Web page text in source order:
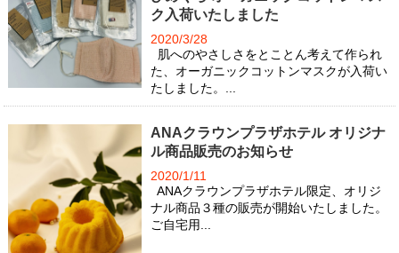
ク入荷いたしました
2020/3/28
肌へのやさしさをとことん考えて作られ
た、オーガニックコットンマスクが入荷い
たしました。...
ANAクラウンプラザホテル オリジナ
ル商品販売のお知らせ
2020/1/11
ANAクラウンプラザホテル限定、オリジ
ナル商品３種の販売が開始いたしました。
ご自宅用...